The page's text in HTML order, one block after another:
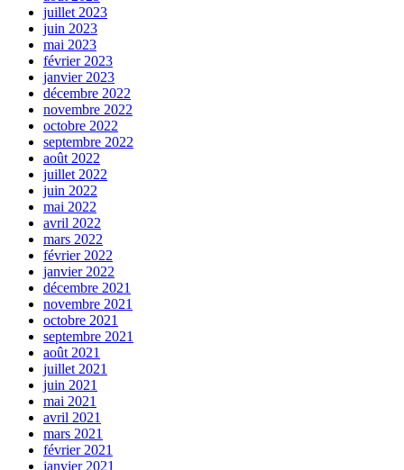
juillet 2023
juin 2023
mai 2023
février 2023
janvier 2023
décembre 2022
novembre 2022
octobre 2022
septembre 2022
août 2022
juillet 2022
juin 2022
mai 2022
avril 2022
mars 2022
février 2022
janvier 2022
décembre 2021
novembre 2021
octobre 2021
septembre 2021
août 2021
juillet 2021
juin 2021
mai 2021
avril 2021
mars 2021
février 2021
janvier 2021